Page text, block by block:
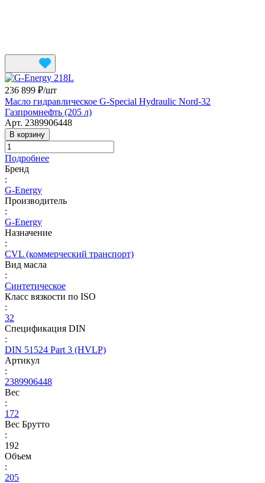
236 899 ₽/шт
Масло гидравлическое G-Special Hydraulic Nord-32
Газпромнефть (205 л)
Арт. 2389906448
В корзину
Подробнее
Бренд
:
G-Energy
Производитель
:
G-Energy
Назначение
:
CVL (коммерческий транспорт)
Вид масла
:
Синтетическое
Класс вязкости по ISO
:
32
Спецификация DIN
:
DIN 51524 Part 3 (HVLP)
Артикул
:
2389906448
Вес
:
172
Вес Брутто
:
192
Объем
:
205